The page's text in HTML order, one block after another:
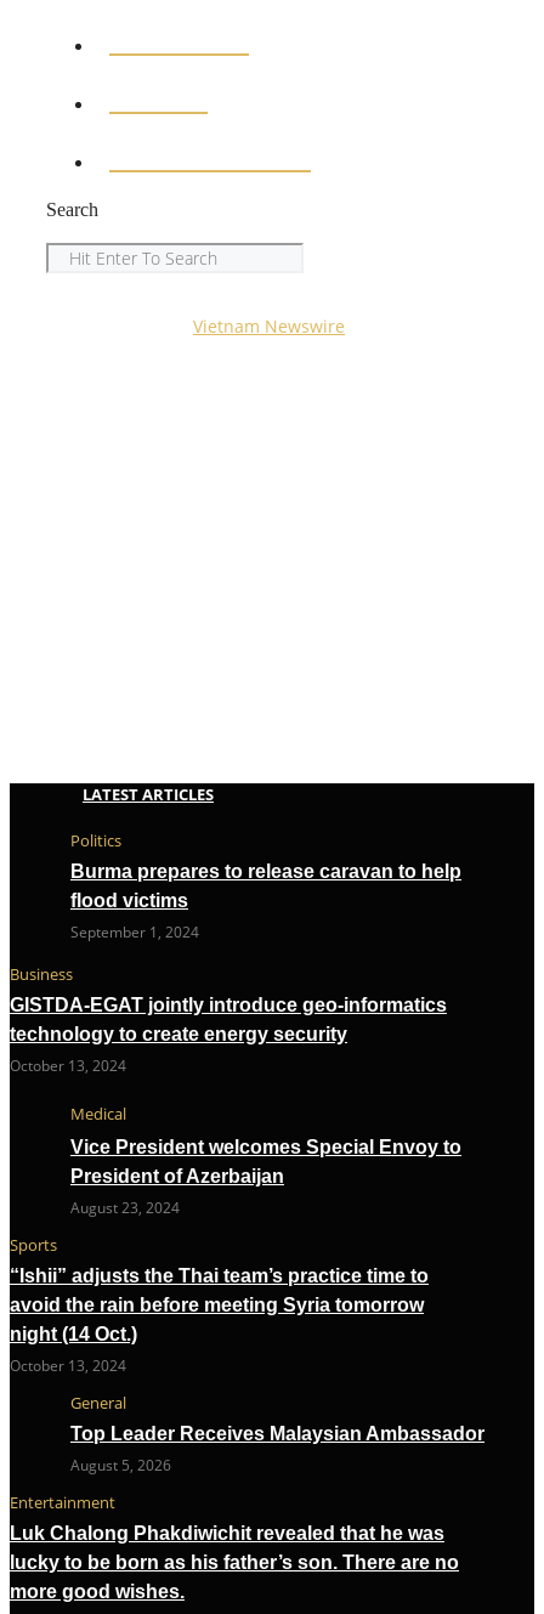
Search
Vietnam Newswire
LATEST ARTICLES
Politics
Burma prepares to release caravan to help
flood victims
September 1, 2024
Business
GISTDA-EGAT jointly introduce geo-informatics
technology to create energy security
October 13, 2024
Medical
Vice President welcomes Special Envoy to
President of Azerbaijan
August 23, 2024
Sports
“Ishii” adjusts the Thai team’s practice time to
avoid the rain before meeting Syria tomorrow
night (14 Oct.)
October 13, 2024
General
Top Leader Receives Malaysian Ambassador
August 5, 2026
Entertainment
Luk Chalong Phakdiwichit revealed that he was
lucky to be born as his father’s son. There are no
more good wishes.